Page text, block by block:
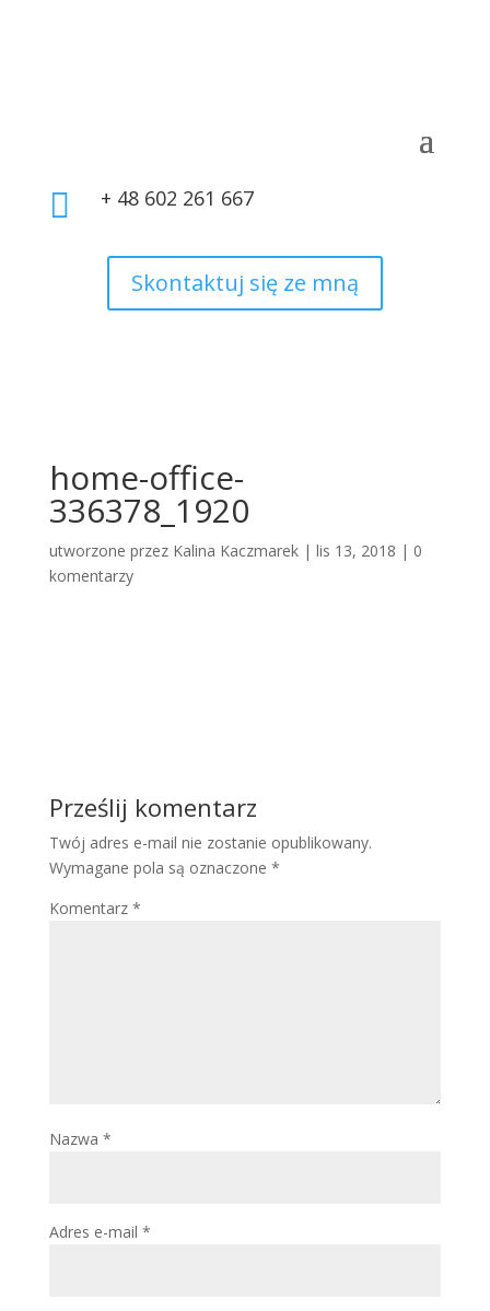
 + 48 602 261 667
Skontaktuj się ze mną
home-office-
336378_1920
utworzone przez Kalina Kaczmarek| lis 13, 2018 | 0
komentarzy
Prześlij komentarz
Twój adres e-mail nie zostanie opublikowany.
Wymagane pola są oznaczone *
Komentarz *
Nazwa *
Adres e-mail *